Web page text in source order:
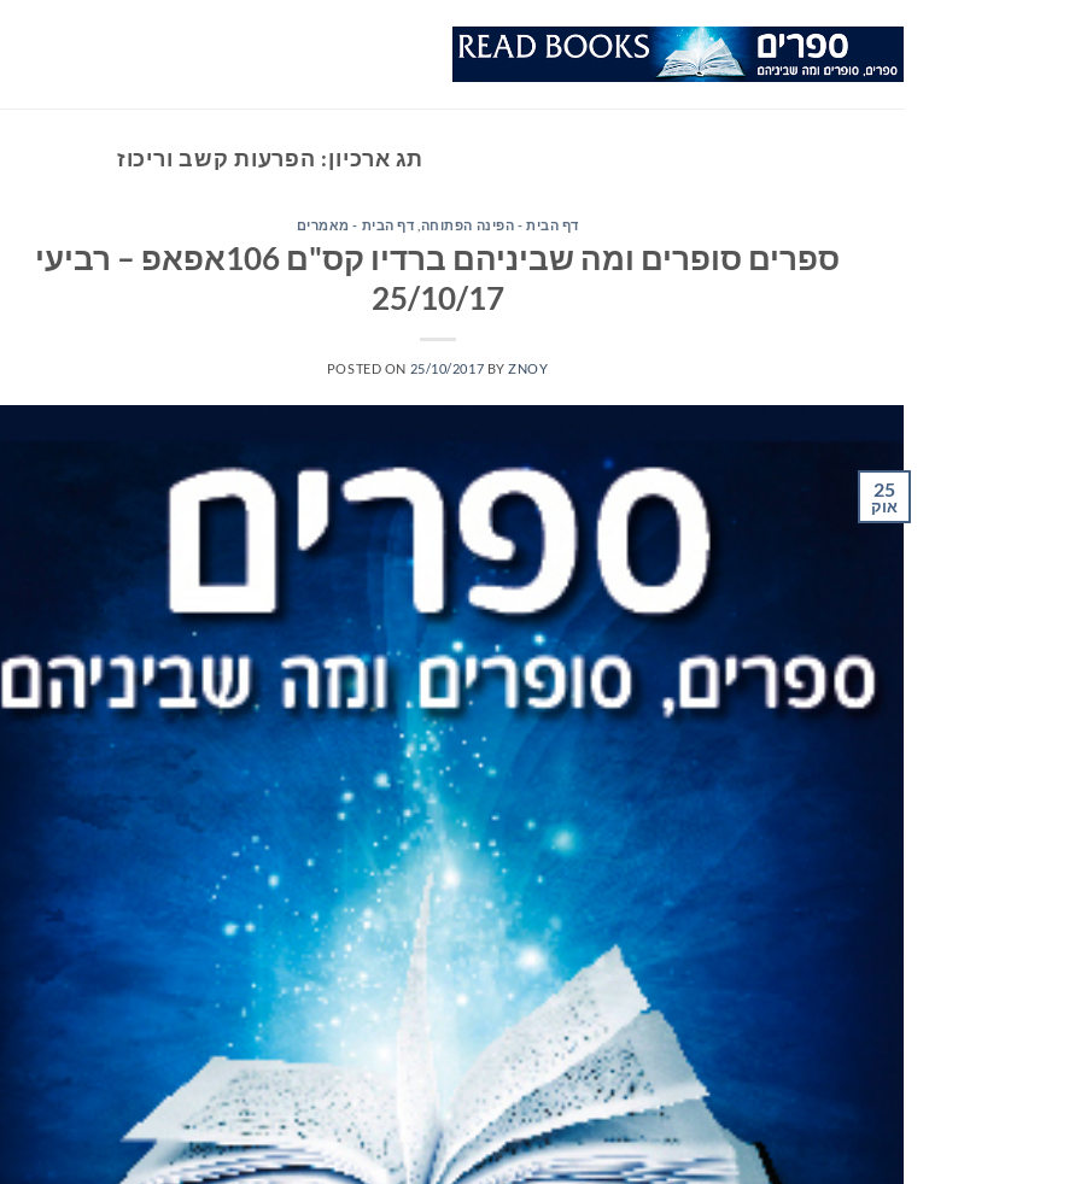
תג ארכיון: הפרעות קשב וריכוז
דף הבית - הפינה הפתוחה דף הבית - מאמרים
ספרים סופרים ומה שביניהם ברדיו קס"ם 106אפאפ – רביעי
25/10/17
POSTED ON 25/10/2017 BYZNOY
25
אוק